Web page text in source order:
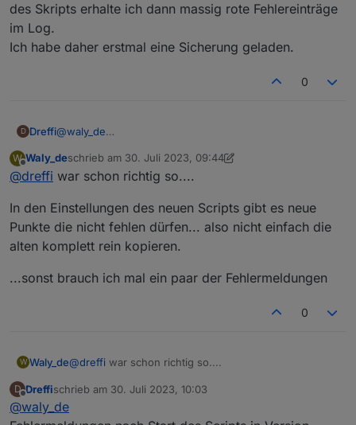
des Skripts erhalte ich dann massig rote Fehlereinträge
im Log.
Ich habe daher erstmal eine Sicherung geladen.
0
D Dreffi@waly_de
Skript am besten aus?
Ich habe das alte gestoppt, ein neues angelegt und die
des Skripts erhalte ich dann massig rote Fehlereinträge
im Log.
W
Offline
Waly_deschrieb am 30. Juli 2023, 09:44
zuletzt editiert von Waly_de
@dreffi war schon richtig so....
In den Einstellungen des neuen Scripts gibt es neue
Punkte die nicht fehlen dürfen... also nicht einfach die
alten komplett rein kopieren.
...sonst brauch ich mal ein paar der Fehlermeldungen
0
W Waly_de@dreffi war schon richtig so....
In den Einstellungen des neuen Scripts gibt es neue
D
Offline
Dreffischrieb am 30. Juli 2023, 10:03
zuletzt editiert von
@waly_de